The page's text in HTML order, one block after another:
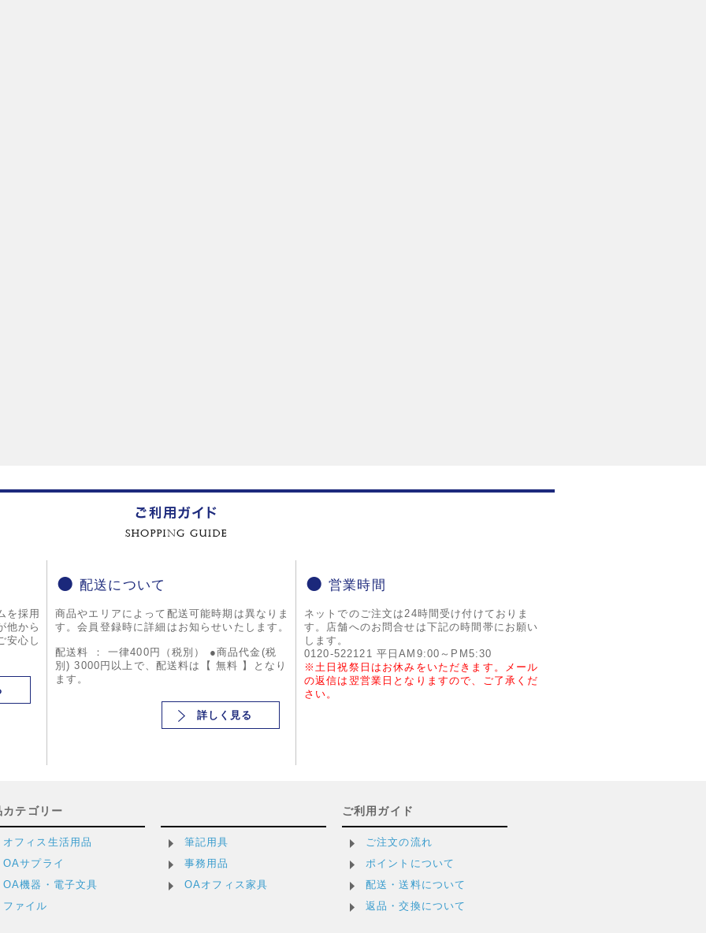
を採用
他から
安心し
配送について
商品やエリアによって配送可能時期は異なりま
す。会員登録時に詳細はお知らせいたします。
配送料 ： 一律400円（税別） ●商品代金(税
別) 3000円以上で、配送料は【 無料 】となり
ます。
詳しく見る
営業時間
ネットでのご注文は24時間受け付けておりま
す。店舗へのお問合せは下記の時間帯にお願い
します。
0120-522121 平日AM9:00～PM5:30
※土日祝祭日はお休みをいただきます。メール
の返信は翌営業日となりますので、ご了承くだ
さい。
カテゴリー
オフィス生活用品
OAサプライ
OA機器・電子文具
ファイル
筆記用具
事務用品
OAオフィス家具
ご利用ガイド
ご注文の流れ
ポイントについて
配送・送料について
返品・交換について